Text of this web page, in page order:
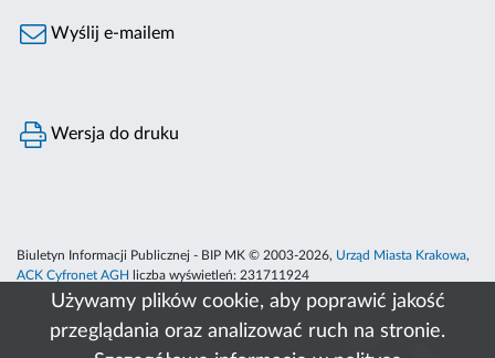
Używamy plików cookie, aby poprawić jakość
przeglądania oraz analizować ruch na stronie.
Wyślij e-mailem
Wersja do druku
Biuletyn Informacji Publicznej - BIP MK © 2003-2026, Urząd Miasta Krakowa,
ACK Cyfronet AGH
liczba wyświetleń: 231711924